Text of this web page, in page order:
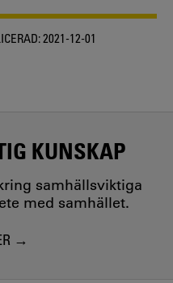
2021-12-01
KUNSKAP
samhällsviktiga
med samhället.